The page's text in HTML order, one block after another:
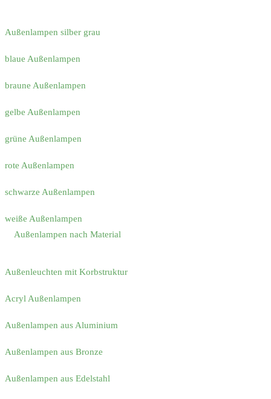
Außenlampen silber grau
blaue Außenlampen
braune Außenlampen
gelbe Außenlampen
grüne Außenlampen
rote Außenlampen
schwarze Außenlampen
weiße Außenlampen
Außenlampen nach Material
Außenleuchten mit Korbstruktur
Acryl Außenlampen
Außenlampen aus Aluminium
Außenlampen aus Bronze
Außenlampen aus Edelstahl